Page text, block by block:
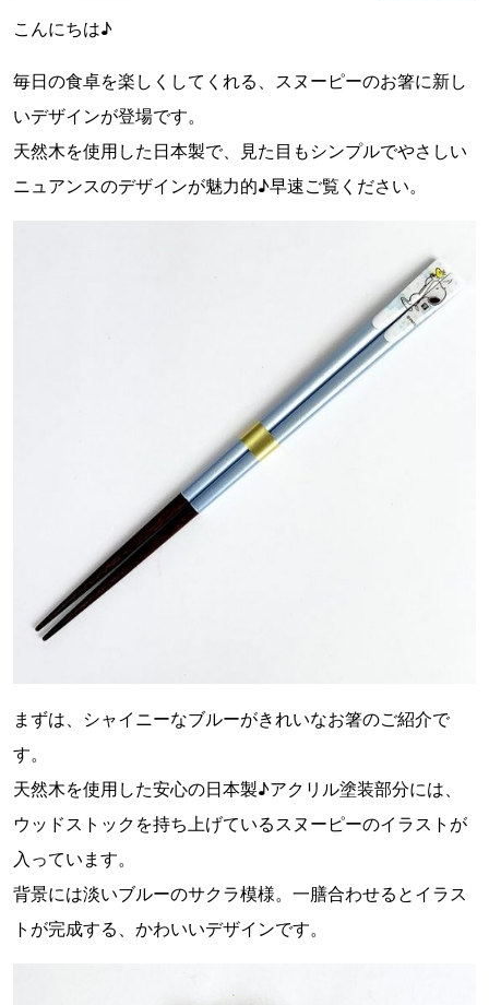
こんにちは♪
毎日の食卓を楽しくしてくれる、スヌーピーのお箸に新し
いデザインが登場です。
天然木を使用した日本製で、見た目もシンプルでやさしい
ニュアンスのデザインが魅力的♪早速ご覧ください。
まずは、シャイニーなブルーがきれいなお箸のご紹介で
す。
天然木を使用した安心の日本製♪アクリル塗装部分には、
ウッドストックを持ち上げているスヌーピーのイラストが
入っています。
背景には淡いブルーのサクラ模様。一膳合わせるとイラス
トが完成する、かわいいデザインです。